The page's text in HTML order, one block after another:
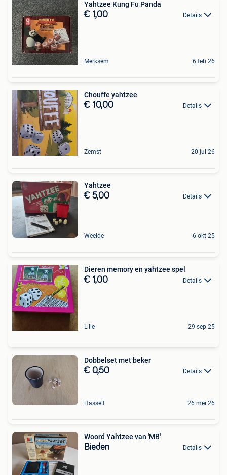
Yahtzee Kung Fu Panda
€ 1,00 Details
Merksem 6 feb 26
Chouffe yahtzee
€ 10,00 Details
Zemst 20 jul 26
Yahtzee
€ 5,00 Details
Weelde 6 okt 25
Dieren memory en yahtzee spel
€ 1,00 Details
Lille 29 sep 25
Dobbelset met beker
€ 0,50 Details
Hasselt 26 mei 26
Woord Yahtzee van 'MB'
Bieden Details